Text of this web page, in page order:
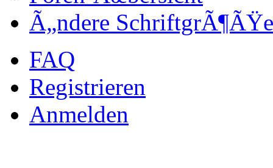
Ã„ndere SchriftgrÃ¶ÃŸe
FAQ
Registrieren
Anmelden